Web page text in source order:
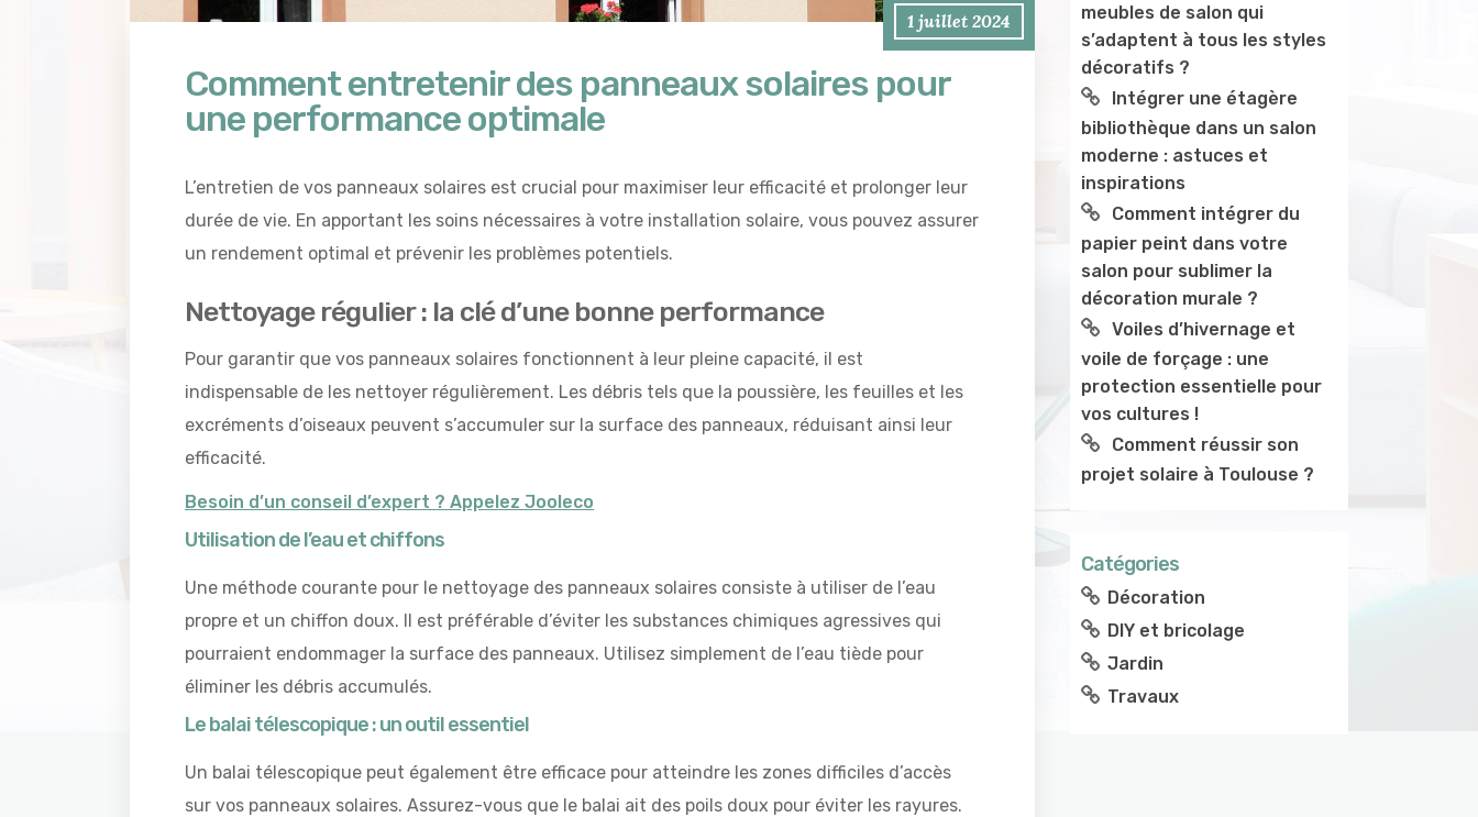
1 juillet 2024
Comment entretenir des panneaux solaires pour
une performance optimale
L’entretien de vos panneaux solaires est crucial pour maximiser leur efficacité et prolonger leur
durée de vie. En apportant les soins nécessaires à votre installation solaire, vous pouvez assurer
un rendement optimal et prévenir les problèmes potentiels.
Nettoyage régulier : la clé d’une bonne performance
Pour garantir que vos panneaux solaires fonctionnent à leur pleine capacité, il est
indispensable de les nettoyer régulièrement. Les débris tels que la poussière, les feuilles et les
excréments d’oiseaux peuvent s’accumuler sur la surface des panneaux, réduisant ainsi leur
efficacité.
Besoin d’un conseil d’expert ? Appelez Jooleco
Utilisation de l’eau et chiffons
Une méthode courante pour le nettoyage des panneaux solaires consiste à utiliser de l’eau
propre et un chiffon doux. Il est préférable d’éviter les substances chimiques agressives qui
pourraient endommager la surface des panneaux. Utilisez simplement de l’eau tiède pour
éliminer les débris accumulés.
Le balai télescopique : un outil essentiel
Un balai télescopique peut également être efficace pour atteindre les zones difficiles d’accès
sur vos panneaux solaires. Assurez-vous que le balai ait des poils doux pour éviter les rayures.
meubles de salon qui
s’adaptent à tous les styles
décoratifs ?
Intégrer une étagère
bibliothèque dans un salon
moderne : astuces et
inspirations
Comment intégrer du
papier peint dans votre
salon pour sublimer la
décoration murale ?
Voiles d’hivernage et
voile de forçage : une
protection essentielle pour
vos cultures !
Comment réussir son
projet solaire à Toulouse ?
Catégories
Décoration
DIY et bricolage
Jardin
Travaux